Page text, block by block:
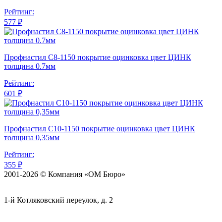
Рейтинг:
577 ₽
Профнастил С8-1150 покрытие оцинковка цвет ЦИНК
толщина 0.7мм
Рейтинг:
601 ₽
Профнастил С10-1150 покрытие оцинковка цвет ЦИНК
толщина 0,35мм
Рейтинг:
355 ₽
2001-2026 © Компания «ОМ Бюро»
1-й Котляковский переулок, д. 2